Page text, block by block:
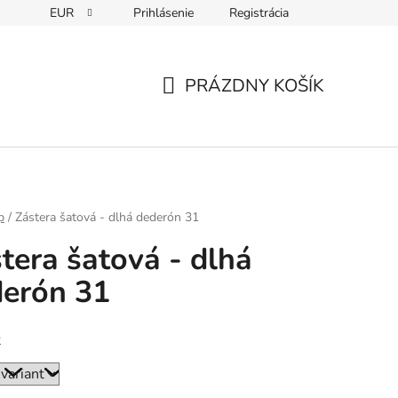
EUR Prihlásenie Registrácia
KOŠÍK
PRÁZDNY KOŠÍK
/ Zástera šatová - dlhá dederón 31
šatová - dlhá
31